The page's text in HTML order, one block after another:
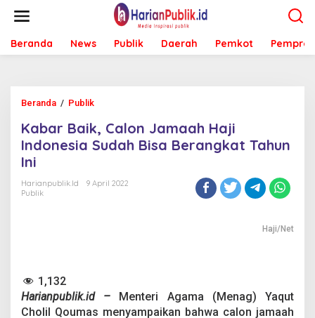
t
Beranda News Publik Daerah Pemkot Pemprov
Beranda / Publik
b
a
r
a
J
Kabar Baik, Calon Jamaah Haji
Indonesia Sudah Bisa Berangkat Tahun
Ini
Harianpublik.id
9 April 2022
Publik
Haji/Net
1,132
Harianpublik.id –
Menteri Agama (Menag) Yaqut
Cholil Qoumas menyampaikan bahwa calon jamaah